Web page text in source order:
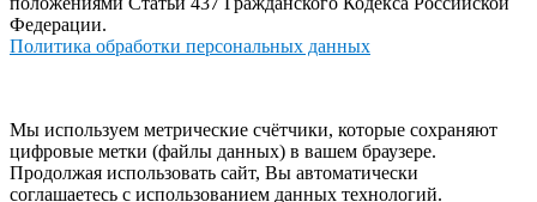
Федерации.
Политика обработки персональных данных
Мы используем метрические счётчики, которые сохраняют
цифровые метки (файлы данных) в вашем браузере.
Продолжая использовать сайт, Вы автоматически
соглашаетесь с использованием данных технологий.